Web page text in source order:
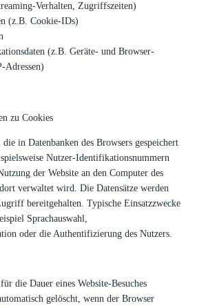
Verhalten, Zugriffszeiten)
(z.B. Cookie-IDs)
(z.B. Geräte- und Browser-
Adressen)
zu Cookies
in Datenbanken des Browsers gespeichert
Nutzer-Identifikationsnummern
der Website an den Computer des
verwaltet wird. Die Datensätze werden
bereitgehalten. Typische Einsatzzwecke
Sprachauswahl,
oder die Authentifizierung des Nutzers.
die Dauer eines Website-Besuches
gelöscht, wenn der Browser